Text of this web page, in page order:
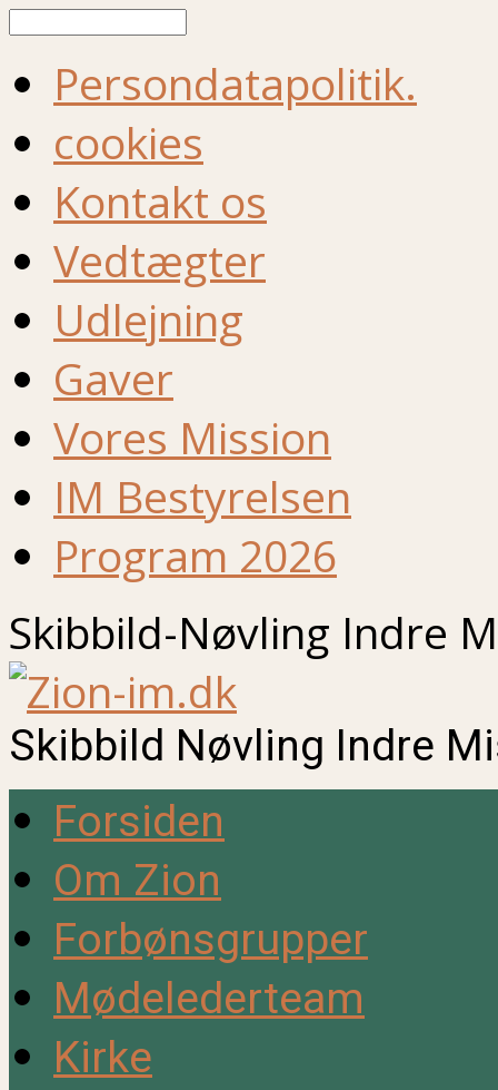
Persondatapolitik.
cookies
Kontakt os
Vedtægter
Udlejning
Gaver
Vores Mission
IM Bestyrelsen
Program 2026
Skibbild-Nøvling Indre
Skibbild Nøvling Indre
Forsiden
Om Zion
Forbønsgrupper
Mødelederteam
Kirke